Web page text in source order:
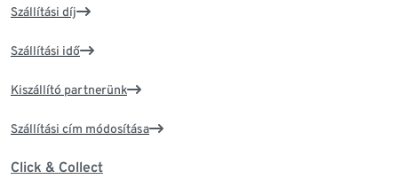
Szállítási díj
Szállítási idő
Kiszállító partnerünk
Szállítási cím módosítása
Click & Collect